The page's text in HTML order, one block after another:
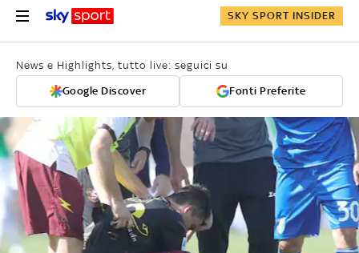
SKY SPORT INSIDER
News e Highlights, tutto live: seguici su
Google Discover Fonti Preferite